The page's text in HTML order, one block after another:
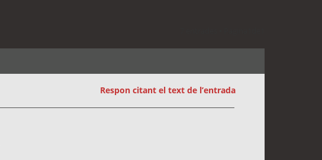
Respon citant el text de l’entrada